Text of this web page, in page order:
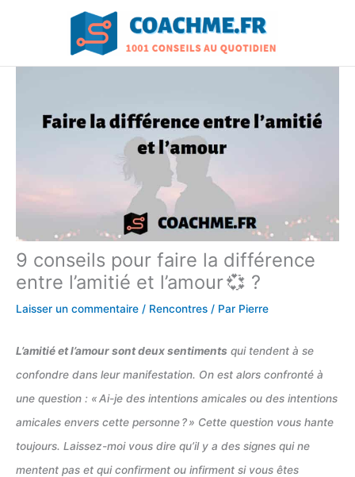
9 conseils pour faire la différence
entre l’amitié et l’amour 💞 ?
Laisser un commentaire / Rencontres / Par Pierre
L’amitié et l’amour sont deux sentiments qui tendent à se
confondre dans leur manifestation. On est alors confronté à
une question : « Ai-je des intentions amicales ou des intentions
amicales envers cette personne ? » Cette question vous hante
toujours. Laissez-moi vous dire qu’il y a des signes qui ne
mentent pas et qui confirment ou infirment si vous êtes